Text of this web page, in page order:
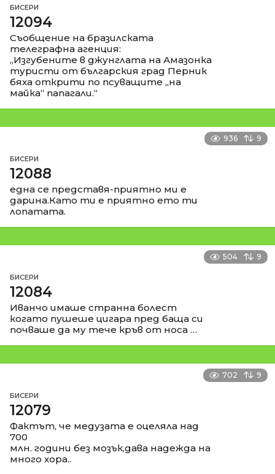
БИСЕРИ
12094
Съобщение на бразилската
телеграфна агенция:
„Изгубените в джунглата на Амазонка
туристи от българския град Перник
бяха открити по псуващите „на
майка“ папагали.“
936 9
БИСЕРИ
12088
една се представя-приятно ми е
дарина.Като ти е приятно ето ти
лопатата.
504 9
БИСЕРИ
12084
Иванчо имаше странна болест
когато пушеше цигара пред баща си
почваше да му тече кръв от носа …
702 9
БИСЕРИ
12079
Фактът, че медузата е оцеляла над
700
млн. години без мозък,дава надежда на
много хора..